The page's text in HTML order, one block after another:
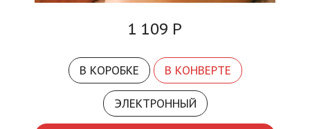
Блог
1 109 Р
В КОРОБКЕ В КОНВЕРТЕ
ЭЛЕКТРОННЫЙ